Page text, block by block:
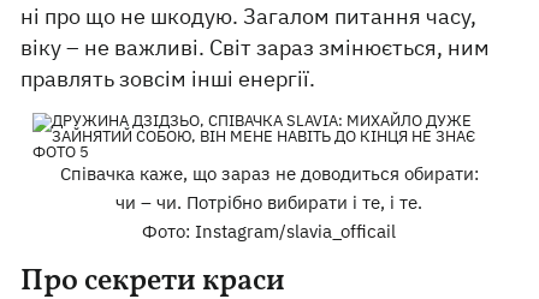
ні про що не шкодую. Загалом питання часу,
віку – не важливі. Світ зараз змінюється, ним
правлять зовсім інші енергії.
Співачка каже, що зараз не доводиться обирати:
чи – чи. Потрібно вибирати і те, і те.
Фото: Instagram/slavia_officail
Про секрети краси